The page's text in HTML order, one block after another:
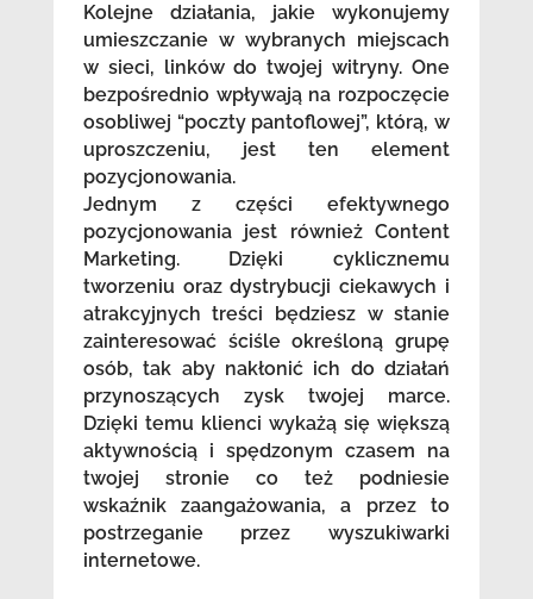
Kolejne działania, jakie wykonujemy
umieszczanie w wybranych miejscach
w sieci, linków do twojej witryny. One
bezpośrednio wpływają na rozpoczęcie
osobliwej “poczty pantoflowej”, którą, w
uproszczeniu, jest ten element
pozycjonowania.
Jednym z części efektywnego
pozycjonowania jest również Content
Marketing. Dzięki cyklicznemu
tworzeniu oraz dystrybucji ciekawych i
atrakcyjnych treści będziesz w stanie
zainteresować ściśle określoną grupę
osób, tak aby nakłonić ich do działań
przynoszących zysk twojej marce.
Dzięki temu klienci wykażą się większą
aktywnością i spędzonym czasem na
twojej stronie co też podniesie
wskaźnik zaangażowania, a przez to
postrzeganie przez wyszukiwarki
internetowe.